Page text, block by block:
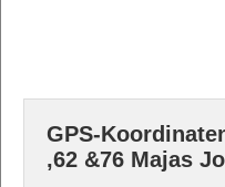
GPS-
,62 &76 Majas